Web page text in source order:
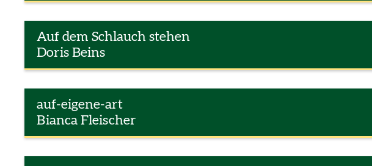
Auf dem Schlauch stehen
Doris Beins
auf-eigene-art
Bianca Fleischer